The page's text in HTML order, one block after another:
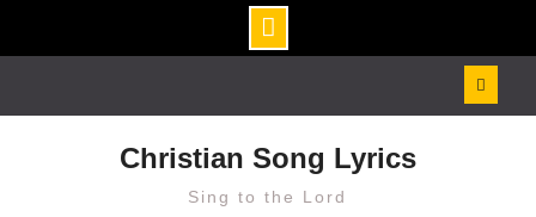
Christian Song Lyrics
Sing to the Lord